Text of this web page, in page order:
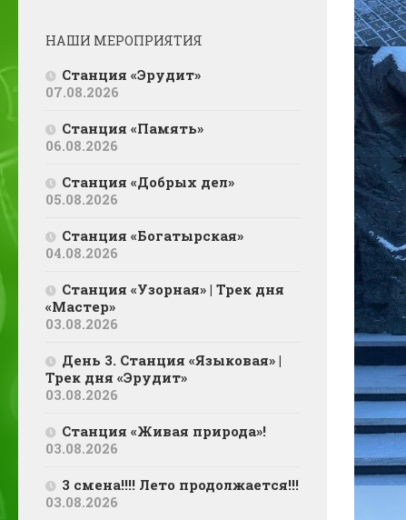
НАШИ МЕРОПРИЯТИЯ
Станция «Эрудит»
07.08.2026
Станция «Память»
06.08.2026
Станция «Добрых дел»
05.08.2026
Станция «Богатырская»
04.08.2026
Станция «Узорная» | Трек дня
«Мастер»
03.08.2026
День 3. Станция «Языковая» |
Трек дня «Эрудит»
03.08.2026
Станция «Живая природа»!
03.08.2026
3 смена!!!! Лето продолжается!!!
03.08.2026